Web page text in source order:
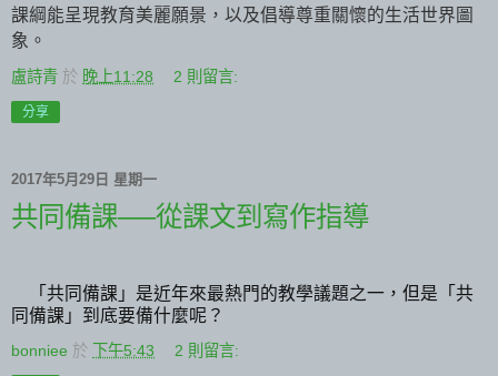
課綱能呈現教育美麗願景，以及倡導尊重關懷的生活世界圖
象。
盧詩青 於 晚上11:28 2 則留言:
分享
2017年5月29日 星期一
共同備課──從課文到寫作指導
「共同備課」是近年來最熱門的教學議題之一，但是「共
同備課」到底要備什麼呢？
bonniee 於 下午5:43 2 則留言: